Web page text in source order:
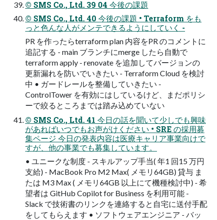
© SMS Co., Ltd. 39 04 今後の課題
© SMS Co., Ltd. 40 今後の課題 • Terraform をも
っと色んな人がメンテできるようにしていく -
PR を作ったらterraform plan 内容をPR のコメントに
追記する - main ブランチにmerge したら自動で
terraform apply - renovate を追加してバージョンの
更新漏れを防いでいきたい - Terraform Cloud を検討
中 • ガードレールを整備していきたい -
ControlTower を有効にはしているけど、まだポリシ
ーで絞るところまでは踏み込めていない
© SMS Co., Ltd. 41 今日の話を聞いて少しでも興味
があればいつでもお声がけください • SRE の採用募
集ページ 今日の発表内容は医療キャリア事業向けで
すが、他の事業でも募集しています。
• ユニークな制度 - スキルアップ手当( 年1 回15 万円
支給) - MacBook Pro M2 Max( メモリ64GB) 貸与 ま
たは M3 Max ( メモリ64GB 以上にて機種検討中) - 希
望者は GitHub Copilot for Business を利用可能 -
Slack で技術書のリンクを連絡すると自宅に送付手配
をしてもらえます • ソフトウェアエンジニア - バッ